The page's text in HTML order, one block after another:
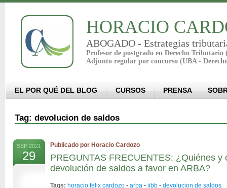
HORACIO
ABOGADO - Estrategias
Profesor de postgrado en Derecho Tributario
Adjunto regular por concurso (UBA -
EL POR QUÉ DEL BLOG CURSOS PRENSA
Tag: devolucion de saldos
SEP 2021
29
Publicado por Horacio Cardozo
PREGUNTAS FRECUENTES: ¿Quiénes y
devolución de saldos a favor en ARBA?
Tags: horacio felix cardozo - arba - iibb - devolucion de saldos